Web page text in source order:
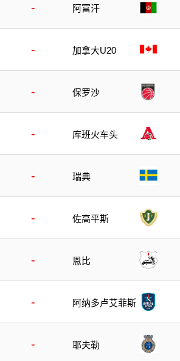
- 阿富汗
- 加拿大U20
- 保罗沙
- 库班火车头
- 瑞典
- 佐高平斯
- 恩比
- 阿纳多卢艾菲斯
- 耶夫勒